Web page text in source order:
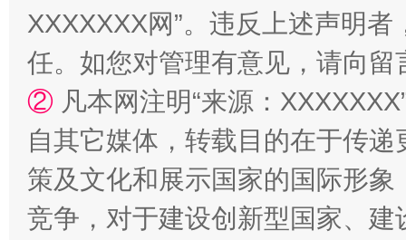
XXXXXXX网”。违反上述声明
任。如您对管理有意见，请向
② 凡本网注明“来源：
自其它媒体，转载目的在于传
策及文化和展示国家的国际形
竞争，对于建设创新型国家、